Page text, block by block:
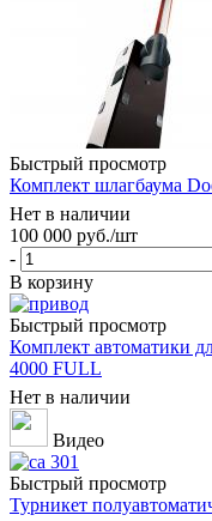
Быстрый просмотр
Комплект шлагбаума
Нет в наличии
100 000 руб./шт
-
В корзину
Быстрый просмотр
Комплект автоматики
4000 FULL
Нет в наличии
Видео
Быстрый просмотр
Турникет